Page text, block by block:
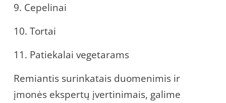
9. Cepelinai
10. Tortai
11. Patiekalai vegetarams
Remiantis surinkatais duomenimis ir
įmonės ekspertų įvertinimais, galime